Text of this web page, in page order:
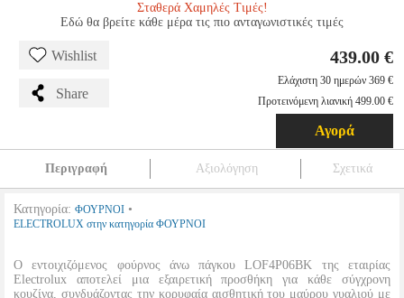
Σταθερά Χαμηλές Τιμές!
Εδώ θα βρείτε κάθε μέρα τις πιο ανταγωνιστικές τιμές
Wishlist
Share
439.00 €
Ελάχιστη 30 ημερών 369 €
Προτεινόμενη λιανική 499.00 €
Αγορά
Περιγραφή Αξιολόγηση Σχετικά
Κατηγορία: ΦΟΥΡΝΟΙ •
ELECTROLUX στην κατηγορία ΦΟΥΡΝΟΙ
Ο εντοιχιζόμενος φούρνος άνω πάγκου LOF4P06BK της εταιρίας
Electrolux αποτελεί μια εξαιρετική προσθήκη για κάθε σύγχρονη
κουζίνα, συνδυάζοντας την κορυφαία αισθητική του μαύρου γυαλιού με